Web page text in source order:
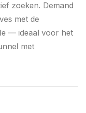
zoeken. Demand
met de
— ideaal voor het
met